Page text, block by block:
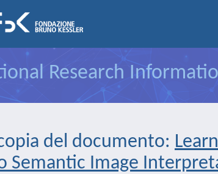
Research
del documento:
Semantic Image